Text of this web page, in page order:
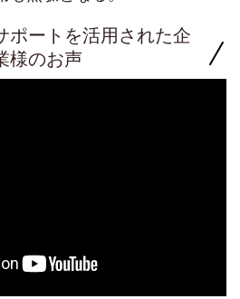
ポートを活用された企
様のお声